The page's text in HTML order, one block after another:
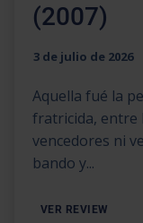
(2007)
3 de julio de 2026
Aquella fué la
fratricida, entre
vencedores ni
bando y...
VER REVIEW